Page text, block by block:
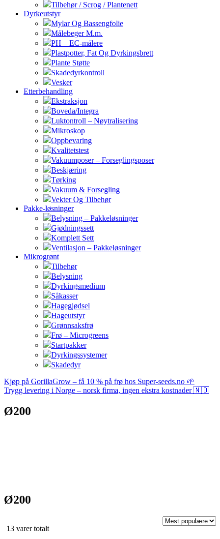
Tilbehør / Scrog / Plantenett
Dyrkeutstyr
Mylar Og Bassengfolie
Målebeger M.m.
PH – EC-målere
Plastpotter, Fat Og Dyrkingsbrett
Plante Støtte
Skadedyrkontroll
Vesker
Etterbehandling
Ekstraksjon
Boveda/Integra
Luktontroll – Nøytralisering
Mikroskop
Oppbevaring
Kvalitetstest
Vakuumposer – Forseglingsposer
Beskjæring
Tørking
Vakuum & Forsegling
Vekter Og Tilbehør
Pakke-løsninger
Belysning – Pakkeløsninger
Gjødningssett
Komplett Sett
Ventilasjon – Pakkeløsninger
Mikrogrønt
Tilbehør
Belysning
Dyrkingsmedium
Såkasser
Hagegjødsel
Hageutstyr
Grønnsaksfrø
Frø – Microgreens
Startpakker
Dyrkingssystemer
Skadedyr
Kjøp på GorillaGrow – få 10 % på frø hos Super-seeds.no 🌱
Trygg levering i Norge – norsk firma, ingen ekstra kostnader 🇳🇴
Ø200
Ø200
13 varer totaltSortert